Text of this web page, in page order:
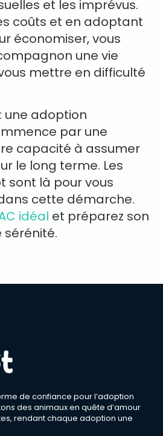
et les imprévus.
coûts et en adoptant
économiser, vous
une vie
mettre en difficulté
une adoption
par une
capacité à assumer
le long terme. Les
sont là pour vous
cette démarche.
idéal et préparez son
sérénité.
de confiance pour l’adoption
des animaux en quête d’amour
rendant chaque adoption une